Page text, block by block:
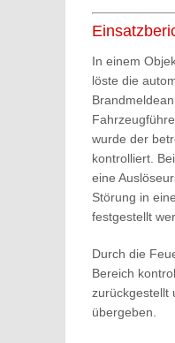
In einem
löste die
wurde der
kontrolliert.
eine
Störung in
festgestellt
Durch die
Bereich
zurückgestellt
übergeben.